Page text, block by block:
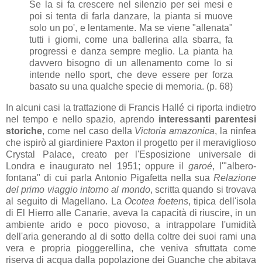
Se la si fa crescere nel silenzio per sei mesi e
poi si tenta di farla danzare, la pianta si muove
solo un po', e lentamente. Ma se viene "allenata"
tutti i giorni, come una ballerina alla sbarra, fa
progressi e danza sempre meglio. La pianta ha
davvero bisogno di un allenamento come lo si
intende nello sport, che deve essere per forza
basato su una qualche specie di memoria. (p. 68)
In alcuni casi la trattazione di Francis Hallé ci riporta indietro
nel tempo e nello spazio, aprendo interessanti parentesi
storiche, come nel caso della Victoria amazonica, la ninfea
che ispirò al giardiniere Paxton il progetto per il meraviglioso
Crystal Palace, creato per l'Esposizione universale di
Londra e inaugurato nel 1951; oppure il garoé, l'"albero-
fontana" di cui parla Antonio Pigafetta nella sua Relazione
del primo viaggio intorno al mondo, scritta quando si trovava
al seguito di Magellano. La Ocotea foetens, tipica dell'isola
di El Hierro alle Canarie, aveva la capacità di riuscire, in un
ambiente arido e poco piovoso, a intrappolare l'umidità
dell'aria generando al di sotto della coltre dei suoi rami una
vera e propria pioggerellina, che veniva sfruttata come
riserva di acqua dalla popolazione dei Guanche che abitava